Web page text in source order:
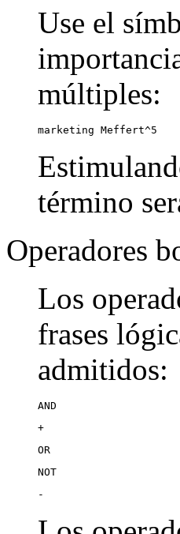
Use el
múltiples:
marketing Meffert^5
término
Operadores
Los
frases
admitidos:
AND
+
OR
NOT
-